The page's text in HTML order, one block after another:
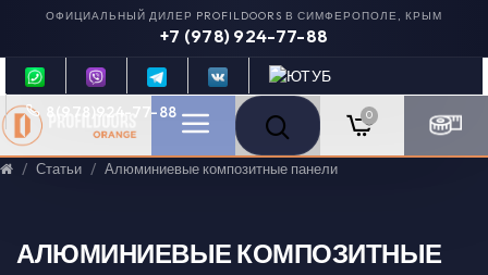
ОФИЦИАЛЬНЫЙ ДИЛЕР PROFILDOORS В СИМФЕРОПОЛЕ, КРЫМ
+7 (978) 924-77-88
8(978)924-77-88 0
Статьи Алюминиевые композитные панели
АЛЮМИНИЕВЫЕ КОМПОЗИТНЫЕ